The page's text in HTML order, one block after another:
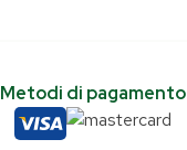
Metodi di pagamento